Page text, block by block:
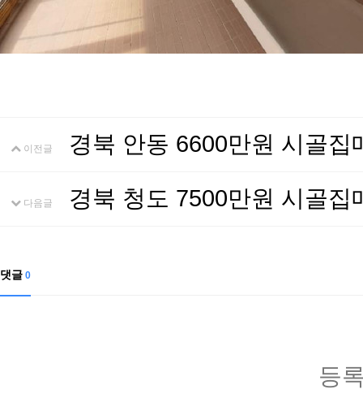
이전글 경북 안동 6600만원 시골
다음글 경북 청도 7500만원 시골
댓글 0
등